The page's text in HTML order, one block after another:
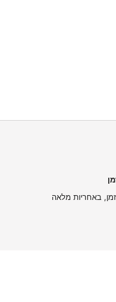
זמן, באחריות מלאה
1
2
3